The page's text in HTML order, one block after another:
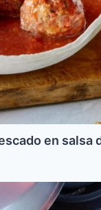
en salsa